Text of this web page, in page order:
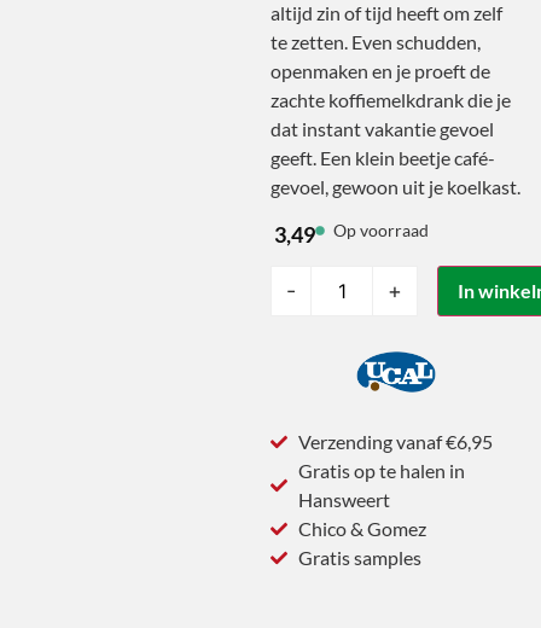
altijd zin of tijd heeft om zelf
te zetten. Even schudden,
openmaken en je proeft de
zachte koffiemelkdrank die je
dat instant vakantie gevoel
geeft. Een klein beetje café-
gevoel, gewoon uit je koelkast.
3,49 Op voorraad
- + In
Verzending vanaf €6,95
Gratis op te halen in
Hansweert
Chico & Gomez
Gratis samples